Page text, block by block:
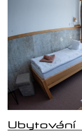
Ubytování